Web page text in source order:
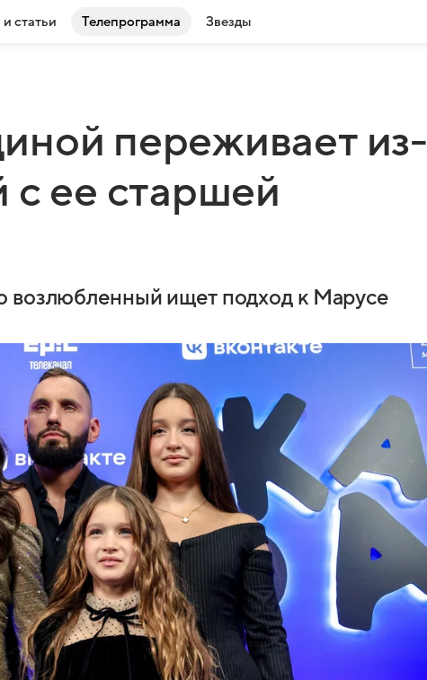
статьи Телепрограмма Звезды
переживает из-
с ее старшей
возлюбленный ищет подход к Марусе